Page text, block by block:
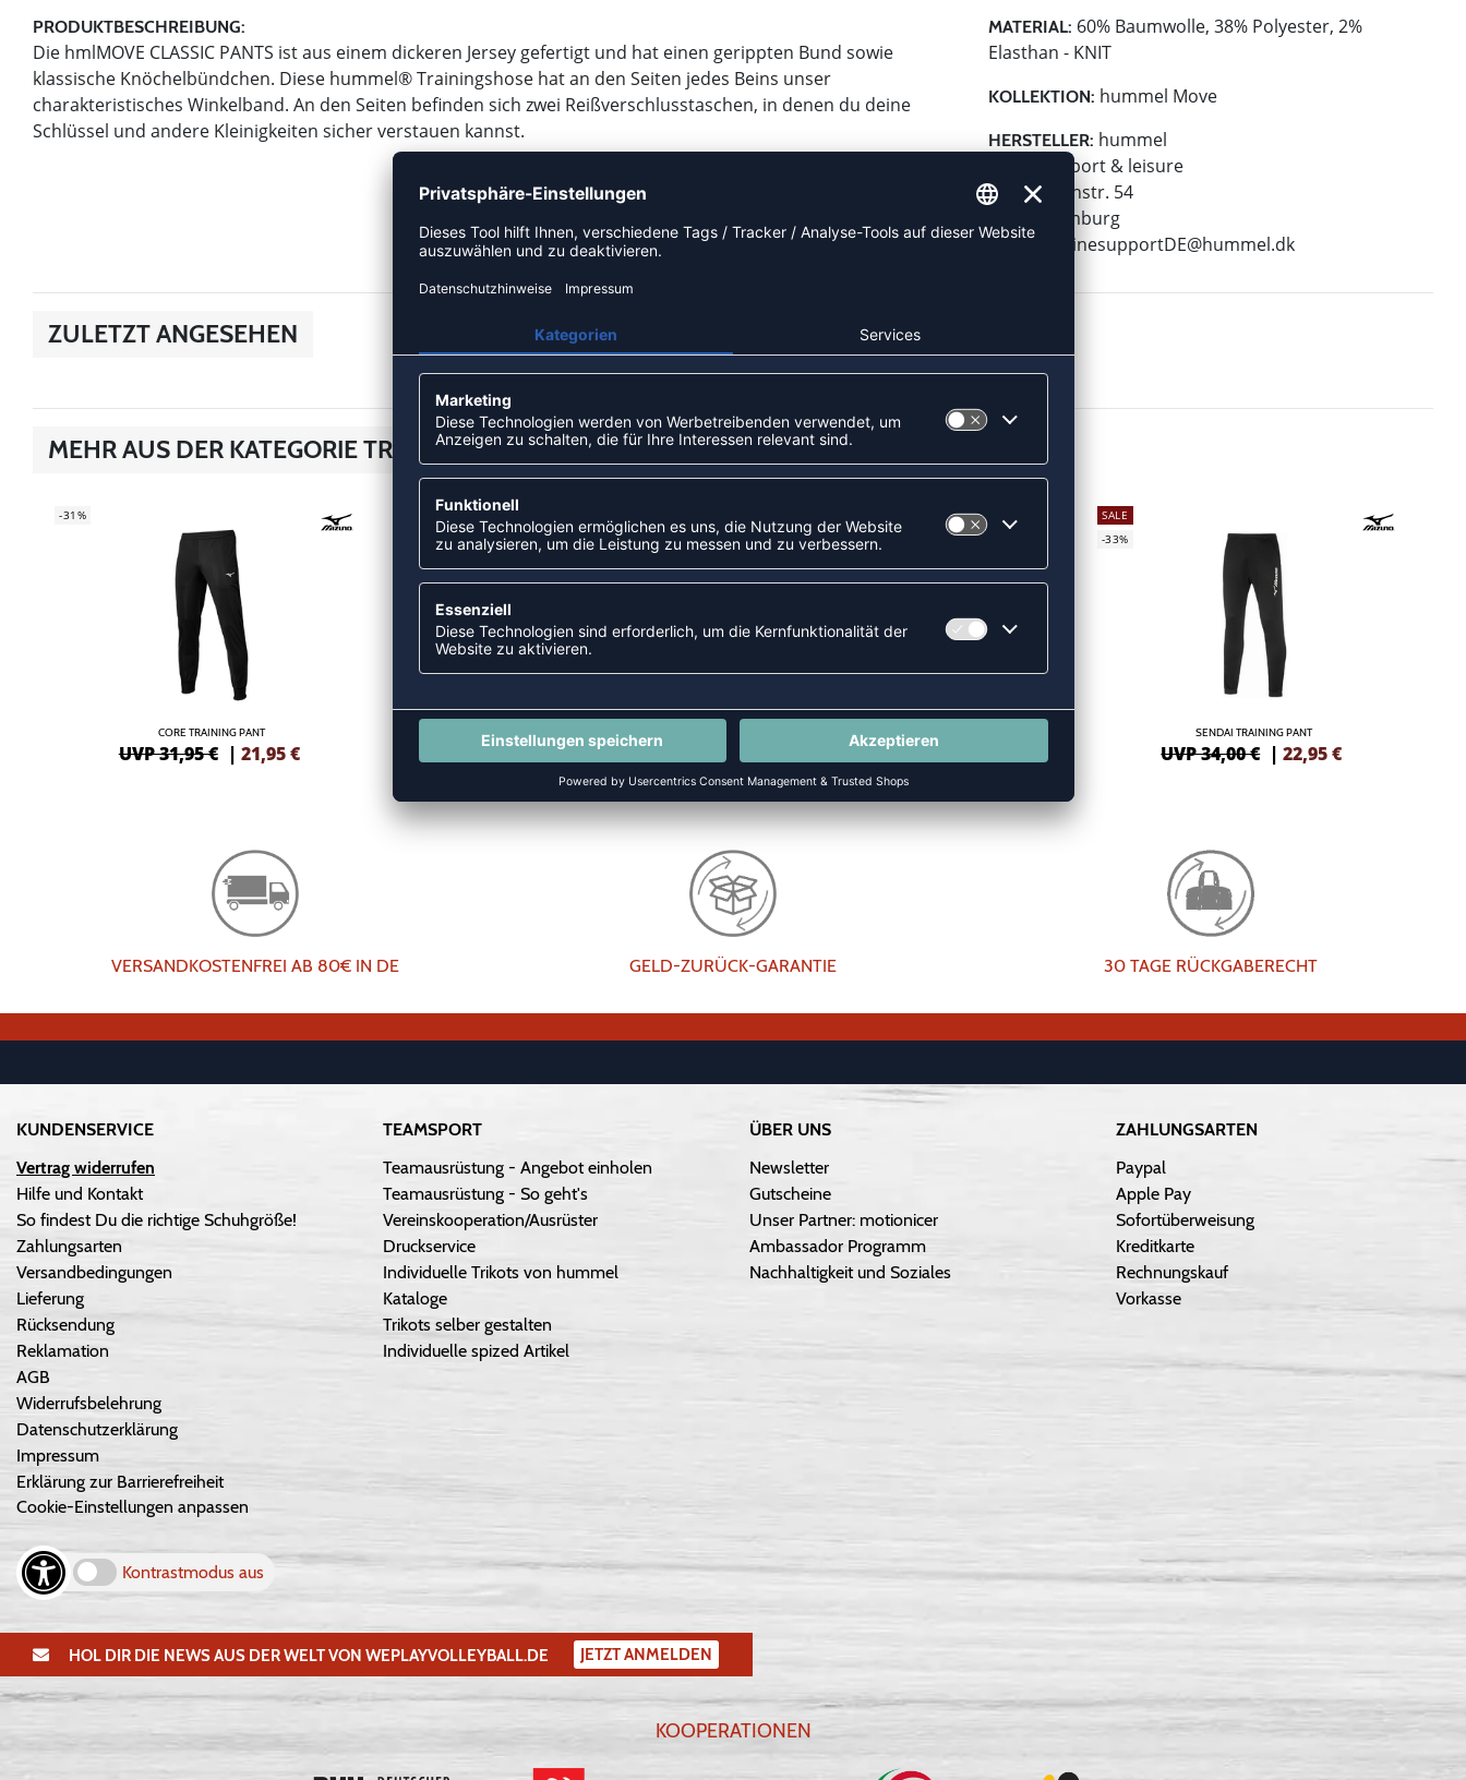
PRODUKTBESCHREIBUNG:
Die hmlMOVE CLASSIC PANTS ist aus einem dickeren Jersey gefertigt und hat einen gerippten Bund sowie
klassische Knöchelbündchen. Diese hummel® Trainingshose hat an den Seiten jedes Beins unser
charakteristisches Winkelband. An den Seiten befinden sich zwei Reißverschlusstaschen, in denen du deine
Schlüssel und andere Kleinigkeiten sicher verstauen kannst.
MATERIAL: 60% Baumwolle, 38% Polyester, 2%
Elasthan - KNIT
KOLLEKTION: hummel Move
HERSTELLER: hummel
hummel sport & leisure
Leverkusenstr. 54
22761 Hamburg
E-Mail:
onlinesupportDE@hummel.dk
ZULETZT ANGESEHEN
MEHR AUS DER KATEGORIE TRAININGSHOSEN
-31%
CORE TRAINING PANT
UVP 31,95 € | 21,95€
SWEATHOSE
UVP 44,99 € |26,99 €
-35%
EVOLVE 2.0 PANTS M
UVP 49,95 € |32,47
SALE
-33%
SENDAI TRAINING PANT
UVP 34,00 € |22,95€
VERSANDKOSTENFREI AB 80€ IN DE GELD-ZURÜCK-GARANTIE 30 TAGE RÜCKGABERECHT
KUNDENSERVICE
Vertrag widerrufen
Hilfe und Kontakt
So findest Du die richtige Schuhgröße!
Zahlungsarten
Versandbedingungen
Lieferung
Rücksendung
Reklamation
AGB
Widerrufsbelehrung
Datenschutzerklärung
Impressum
Erklärung zur Barrierefreiheit
Cookie-Einstellungen anpassen
Kontrastmodus aus
TEAMSPORT
Teamausrüstung - Angebot einholen
Teamausrüstung - So geht's
Vereinskooperation/Ausrüster
Druckservice
Individuelle Trikots von hummel
Kataloge
Trikots selber gestalten
Individuelle spized Artikel
ÜBER UNS
Newsletter
Gutscheine
Unser Partner: motionicer
Ambassador Programm
Nachhaltigkeit und Soziales
ZAHLUNGSARTEN
Paypal
Apple Pay
Sofortüberweisung
Kreditkarte
Rechnungskauf
Vorkasse
HOL DIR DIE NEWS AUS DER WELT VON WEPLAYVOLLEYBALL.DE JETZT ANMELDEN
KOOPERATIONEN